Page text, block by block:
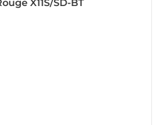
X11S/SD-BT